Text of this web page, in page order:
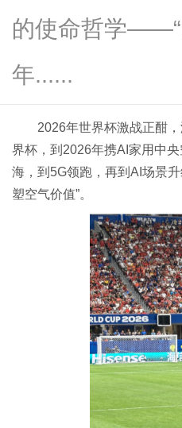
的使命哲学——“
年......
2026年世界杯激战正酣
界杯，到2026年携AI家用中
海，到5G领跑，再到AI场景
塑空气价值”。